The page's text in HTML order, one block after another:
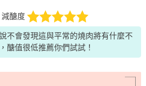
減醣度
不會發現這與平常的燒肉將有什麼不
醣值很低推薦你們試試！